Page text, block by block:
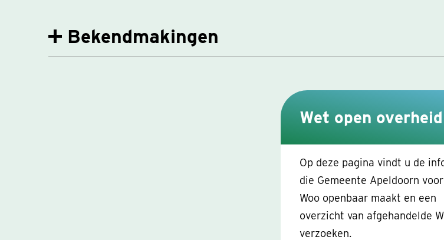
Bekendmakingen
Wet open overheid
Op deze pagina vindt u de
die Gemeente Apeldoorn
Woo openbaar maakt en een
overzicht van afgehandelde
verzoeken.